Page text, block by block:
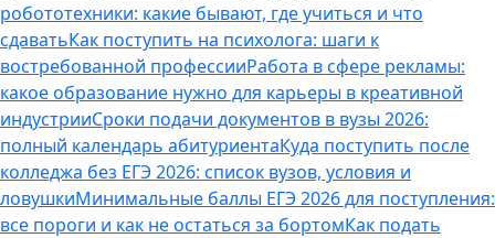
робототехники: какие бывают, где учиться и что
сдаватьКак поступить на психолога: шаги к
востребованной профессииРабота в сфере рекламы:
какое образование нужно для карьеры в креативной
индустрииСроки подачи документов в вузы 2026:
полный календарь абитуриентаКуда поступить после
колледжа без ЕГЭ 2026: список вузов, условия и
ловушкиМинимальные баллы ЕГЭ 2026 для поступления:
все пороги и как не остаться за бортомКак подать